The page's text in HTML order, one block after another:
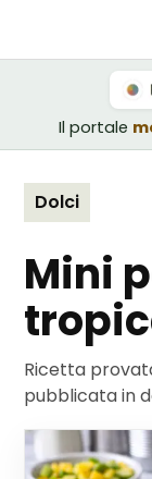
Il portale
Dolci
Mini
Ricetta
pubblicata in